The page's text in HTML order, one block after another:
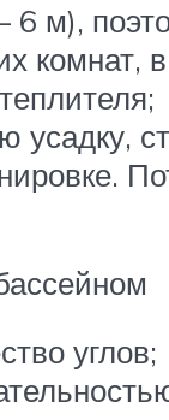
м),
комнат,
углов;